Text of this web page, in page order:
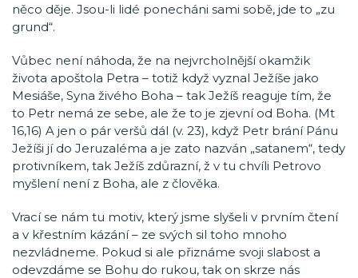
něco děje. Jsou-li lidé ponecháni sami sobě, jde to „zu
grund“.
Vůbec není náhoda, že na nejvrcholnější okamžik
života apoštola Petra – totiž když vyznal Ježíše jako
Mesiáše, Syna živého Boha – tak Ježíš reaguje tím, že
to Petr nemá ze sebe, ale že to je zjevní od Boha. (Mt
16,16) A jen o pár veršů dál (v. 23), když Petr brání Pánu
Ježíši jí do Jeruzaléma a je zato nazván „satanem“, tedy
protivníkem, tak Ježíš zdůrazní, ž v tu chvíli Petrovo
myšlení není z Boha, ale z člověka.
Vrací se nám tu motiv, který jsme slyšeli v prvním čtení
a v křestním kázání – ze svých sil toho mnoho
nezvládneme. Pokud si ale přiznáme svoji slabost a
odevzdáme se Bohu do rukou, tak on skrze nás